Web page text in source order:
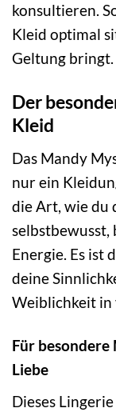
konsultieren.
Kleid optimal
Geltung bringt.
Der
Kleid
Das Mandy
nur ein
die Art, wie du
Energie. Es ist
deine
Weiblichkeit in
Für besondere
Liebe
Dieses